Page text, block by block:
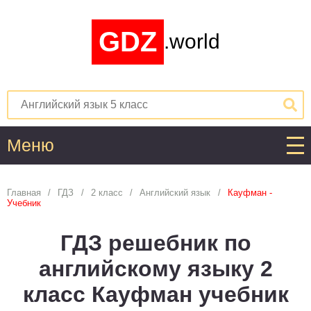
GDZ .world
Меню
1
Английский язык
2 3 4 5 6 7 8 9 10
Астрономия
Главная ГДЗ 2 класс Английский язык
Кауфман -
Учебник
ГДЗ решебник по
английскому языку 2
класс Кауфман учебник